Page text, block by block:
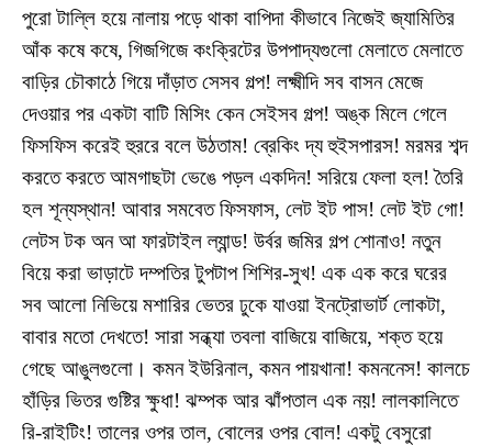
পুরো টাল্লি হয়ে নালায় পড়ে থাকা বাপিদা কীভাবে নিজেই জ্যামিতির
আঁক কষে কষে, গিজগিজে কংক্রিটের উপপাদ্যগুলো মেলাতে মেলাতে
বাড়ির চৌকাঠে গিয়ে দাঁড়াত সেসব গল্প! লক্ষ্মীদি সব বাসন মেজে
দেওয়ার পর একটা বাটি মিসিং কেন সেইসব গল্প! অঙ্ক মিলে গেলে
ফিসফিস করেই হুররে বলে উঠতাম! ব্রেকিং দ্য হুইসপারস! মরমর শব্দ
করতে করতে আমগাছটা ভেঙে পড়ল একদিন! সরিয়ে ফেলা হল! তৈরি
হল শূন্যস্থান! আবার সমবেত ফিসফাস, লেট ইট পাস! লেট ইট গো!
লেটস টক অন আ ফারটাইল ল্যান্ড! উর্বর জমির গল্প শোনাও! নতুন
বিয়ে করা ভাড়াটে দম্পতির টুপটাপ শিশির-সুখ! এক এক করে ঘরের
সব আলো নিভিয়ে মশারির ভেতর ঢুকে যাওয়া ইনট্রোভার্ট লোকটা,
বাবার মতো দেখতে! সারা সন্ধ্যা তবলা বাজিয়ে বাজিয়ে, শক্ত হয়ে
গেছে আঙুলগুলো। কমন ইউরিনাল, কমন পায়খানা! কমননেস! কালচে
হাঁড়ির ভিতর গুষ্টির ক্ষুধা! ঝম্পক আর ঝাঁপতাল এক নয়! লালকালিতে
রি-রাইটিং! তালের ওপর তাল, বোলের ওপর বোল! একটু বেসুরো